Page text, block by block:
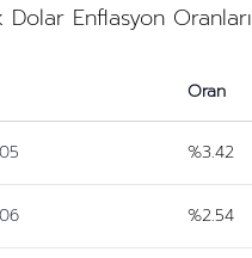
Dolar Enflasyon Oranları
Oran
%3.42
%2.54